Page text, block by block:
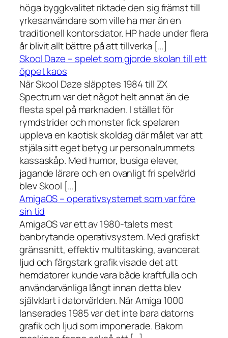
höga byggkvalitet riktade den sig främst till
yrkesanvändare som ville ha mer än en
traditionell kontorsdator. HP hade under flera
år blivit allt bättre på att tillverka […]
Skool Daze – spelet som gjorde skolan till ett
öppet kaos
När Skool Daze släpptes 1984 till ZX
Spectrum var det något helt annat än de
flesta spel på marknaden. I stället för
rymdstrider och monster fick spelaren
uppleva en kaotisk skoldag där målet var att
stjäla sitt eget betyg ur personalrummets
kassaskåp. Med humor, busiga elever,
jagande lärare och en ovanligt fri spelvärld
blev Skool […]
AmigaOS – operativsystemet som var före
sin tid
AmigaOS var ett av 1980-talets mest
banbrytande operativsystem. Med grafiskt
gränssnitt, effektiv multitasking, avancerat
ljud och färgstark grafik visade det att
hemdatorer kunde vara både kraftfulla och
användarvänliga långt innan detta blev
självklart i datorvärlden. När Amiga 1000
lanserades 1985 var det inte bara datorns
grafik och ljud som imponerade. Bakom